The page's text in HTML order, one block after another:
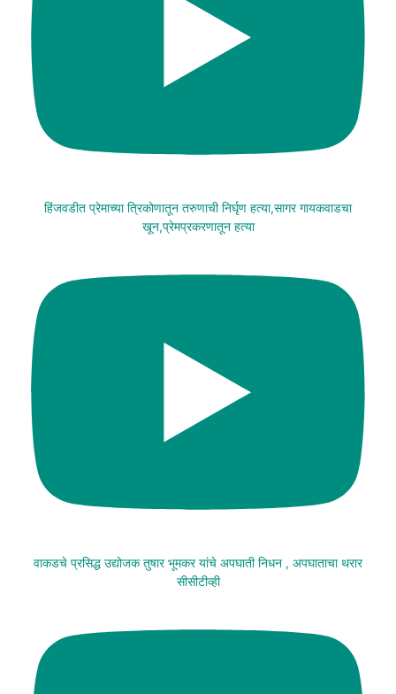
हिंजवडीत प्रेमाच्या त्रिकोणातून तरुणाची निर्घृण हत्या,सागर गायकवाडचा
खून,प्रेमप्रकरणातून हत्या
वाकडचे प्रसिद्ध उद्योजक तुषार भूमकर यांचे अपघाती निधन , अपघाताचा थरार
सीसीटीव्ही